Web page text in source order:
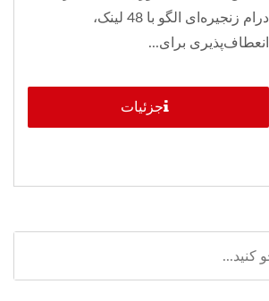
درام زنجیره‌ای الگو با 48 لینک،
انعطاف‌پذیری برای...
جزئیات